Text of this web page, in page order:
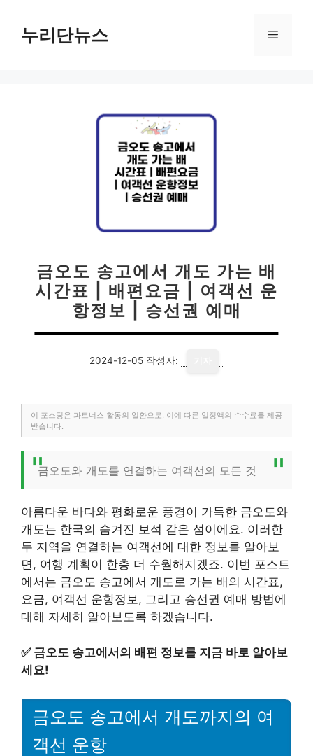
누리단뉴스 메
금오도 송고에서 개도 가는 배
시간표 | 배편요금 | 여객선 운
항정보 | 승선권 예매
2024-12-05 작성자:
이 포스팅은 파트너스 활동의 일환으로, 이에 따른 일정액의 수수료를 제공
받습니다.
금오도와 개도를 연결하는 여객선의 모든 것
아름다운 바다와 평화로운 풍경이 가득한 금오도와
개도는 한국의 숨겨진 보석 같은 섬이에요. 이러한
두 지역을 연결하는 여객선에 대한 정보를 알아보
면, 여행 계획이 한층 더 수월해지겠죠. 이번 포스트
에서는 금오도 송고에서 개도로 가는 배의 시간표,
요금, 여객선 운항정보, 그리고 승선권 예매 방법에
대해 자세히 알아보도록 하겠습니다.
✅ 금오도 송고에서의 배편 정보를 지금 바로 알아보
세요!
금오도 송고에서 개도까지의 여
객선 운항